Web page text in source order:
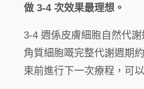
做 3-4 次效果最理想。
3-4 週係皮膚細胞自然代
角質細胞嘅完整代謝週期
束前進行下一次療程，可以